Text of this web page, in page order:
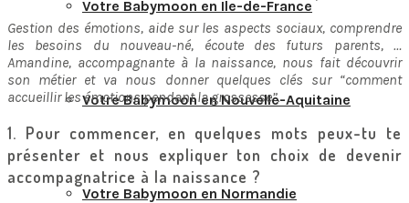
Votre Babymoon en Ile-de-France
Votre Babymoon en Nouvelle-Aquitaine
Votre Babymoon en Normandie
Gestion des émotions, aide sur les aspects sociaux, comprendre
les besoins du nouveau-né, écoute des futurs parents, …
Amandine, accompagnante à la naissance, nous fait découvrir
son métier et va nous donner quelques clés sur “comment
accueillir les émotions pendant la grossesse”.
1. Pour commencer, en quelques mots peux-tu te
présenter et nous expliquer ton choix de devenir
accompagnatrice à la naissance ?